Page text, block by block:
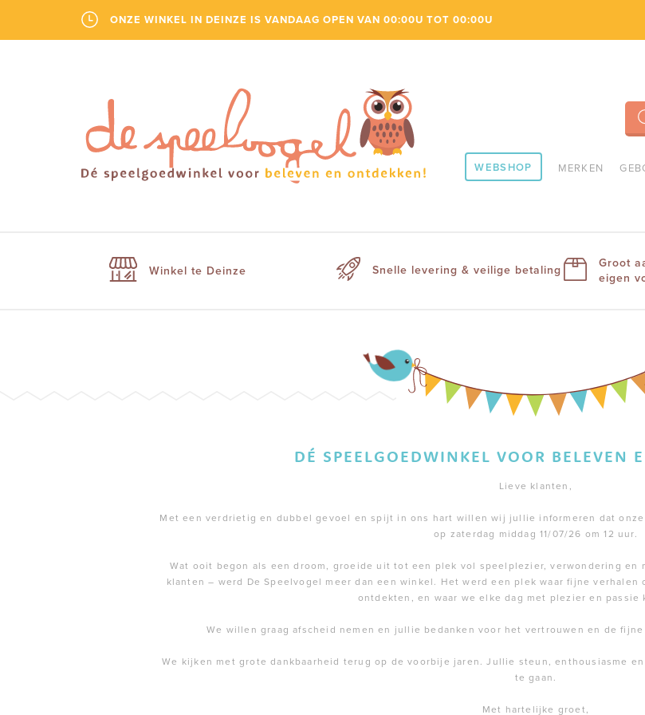
ONZE WINKEL IN DEINZE IS VANDAAG OPEN VAN 00:00U TOT 00:00U
WEBSHOP MERKEN
Winkel te Deinze Snelle levering & veilige betaling
Groot
eigen
DÉ SPEELGOEDWINKEL VOOR BELEVEN
Lieve klanten,
Met een verdrietig en dubbel gevoel en spijt in ons hart willen wij jullie informeren dat
op zaterdag middag 11/07/26 om 12 uur.
Wat ooit begon als een droom, groeide uit tot een plek vol speelplezier, verwondering
klanten – werd De Speelvogel meer dan een winkel. Het werd een plek waar fijne verhalen
ontdekten, en waar we elke dag met plezier en passie
We willen graag afscheid nemen en jullie bedanken voor het vertrouwen en de fijne
We kijken met grote dankbaarheid terug op de voorbije jaren. Jullie steun, enthousiasme
te gaan.
Met hartelijke groet,